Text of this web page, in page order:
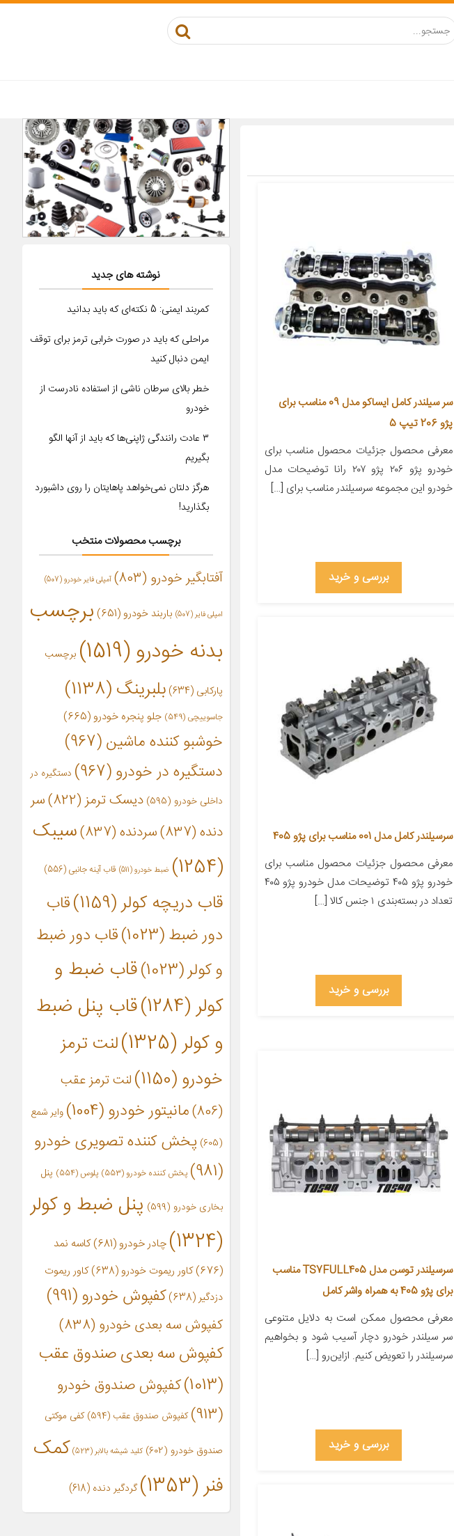
سر سیلندر کامل ایساکو مدل 09 مناسب برای
پژو 206 تیپ 5
معرفی محصول جزئیات محصول مناسب برای
خودرو پژو ۲۰۶ پژو ۲۰۷ رانا توضیحات مدل
خودرو این مجموعه سرسیلندر مناسب برای […]
بررسی و خرید
سرسیلندر کامل مدل 001 مناسب برای پژو 405
معرفی محصول جزئیات محصول مناسب برای
خودرو پژو ۴۰۵ توضیحات مدل خودرو پژو ۴۰۵
تعداد در بسته‌بندی ۱ جنس کالا […]
بررسی و خرید
سرسیلندر توسن مدل TS7FULL405 مناسب
برای پژو 405 به همراه واشر کامل
معرفی محصول ممکن است به دلایل متنوعی
سر سیلندر خودرو دچار آسیب شود و بخواهیم
سرسیلندر را تعویض کنیم. ازاین‌رو […]
بررسی و خرید
نوشته های جدید
کمربند ایمنی: 5 نکته‌ای که باید بدانید
مراحلی که باید در صورت خرابی ترمز برای توقف
ایمن دنبال کنید
خطر بالای سرطان ناشی از استفاده نادرست از
خودرو
۳ عادت رانندگی ژاپنی‌ها که باید از آنها الگو
بگیریم
هرگز دلتان نمی‌خواهد پاهایتان را روی داشبورد
بگذارید!
برچسب محصولات منتخب
آفتابگیر خودرو (803) آمپلی فایر خودرو(507)
امپلی فایر (507) باربند خودرو(651)
برچسب
بدنه خودرو(1519) برچسب
پارکابی (634) بلبرینگ(1138)
جاسوییچی (549) جلو پنجره خودرو (665)
خوشبو کننده ماشین(967)
دستگیره در خودرو(967)
دستگیره در
داخلی خودرو (595) دیسک ترمز(822)
سر
دنده(837) سردنده(837)
سیبک
(1254)
ضبط خودرو(511) قاب آینه جانبی (556)
قاب دریچه کولر(1159)
قاب
دور ضبط(1023)
قاب دور ضبط
و کولر(1023)
قاب ضبط و
کولر(1284)
قاب پنل ضبط
و کولر(1325)
لنت ترمز
خودرو(1150)
لنت ترمز عقب
(806)
مانیتور خودرو(1004)
وایر شمع
(605)
پخش کننده تصویری خودرو
(981)
پخش کننده خودرو(553) پلوس(554) پنل
بخاری خودرو (599)
پنل ضبط و کولر
(1324)
چادر خودرو (681)
کاسه نمد
(676)
کاور ریموت خودرو(638)
کاور ریموت
دزدگیر(638) کفپوش خودرو(991)
کفپوش سه بعدی خودرو (838)
کفپوش سه بعدی صندوق عقب
(1013)
کفپوش صندوق خودرو
(913)
کفپوش صندوق عقب (594) کفی موکتی
صندوق خودرو (602) کلید شیشه بالابر(523)
کمک
فنر(1353) گردگیر دنده (618)